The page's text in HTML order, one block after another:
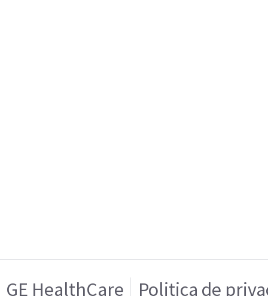
GE HealthCare Politica de